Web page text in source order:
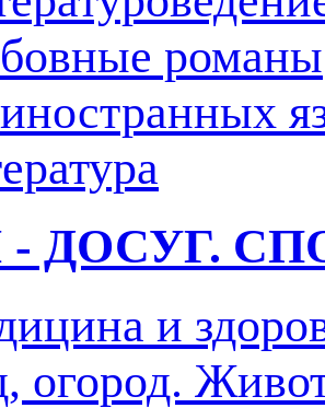
романы
ДОСУГ.
и
огород.